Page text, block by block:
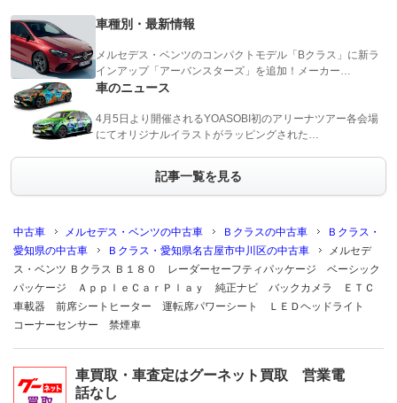
車種別・最新情報
メルセデス・ベンツのコンパクトモデル「Bクラス」に新ラ
インアップ「アーバンスターズ」を追加！メーカー…
車のニュース
4月5日より開催されるYOASOBI初のアリーナツアー各会場
にてオリジナルイラストがラッピングされた…
記事一覧を見る
中古車 メルセデス・ベンツの中古車 Ｂクラスの中古車
Ｂクラス・
愛知県の中古車
Ｂクラス・愛知県名古屋市中川区の中古車
メルセデ
ス・ベンツ Ｂクラス Ｂ１８０ レーダーセーフティパッケージ ベーシック
パッケージ ＡｐｐｌｅＣａｒＰｌａｙ 純正ナビ バックカメラ ＥＴＣ
車載器 前席シートヒーター 運転席パワーシート ＬＥＤヘッドライト
コーナーセンサー 禁煙車
車買取・車査定はグーネット買取 営業電
話なし